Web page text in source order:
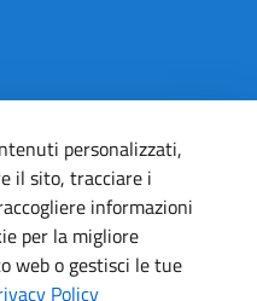
personalizzati,
il sito, tracciare i
informazioni
per la migliore
web o gestisci le tue
Policy